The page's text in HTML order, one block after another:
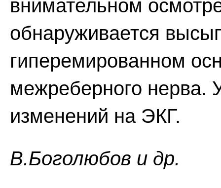
внимательном
обнаруживается
гиперемированном
межреберного нерва.
изменений на ЭКГ.
В.Боголюбов и др.